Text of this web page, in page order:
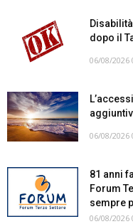
dopo il
06/08/2026
06/08/2026
81 anni
Forum
sempre
06/08/2026